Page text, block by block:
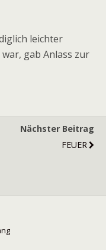
leichter
gab Anlass zur
Nächster Beitrag
FEUER